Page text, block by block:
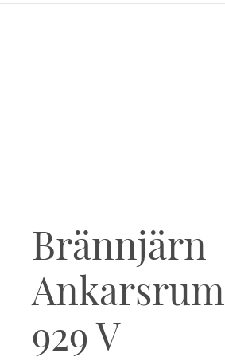
Brännjärn
Ankarsrum
929 V